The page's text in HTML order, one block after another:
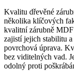
Kvalitu dřevěné
několika klíčových
kvalitní zárubně
zajistí jejich stabilitu
povrchová úprava.
bez viditelných vad.
odolný proti